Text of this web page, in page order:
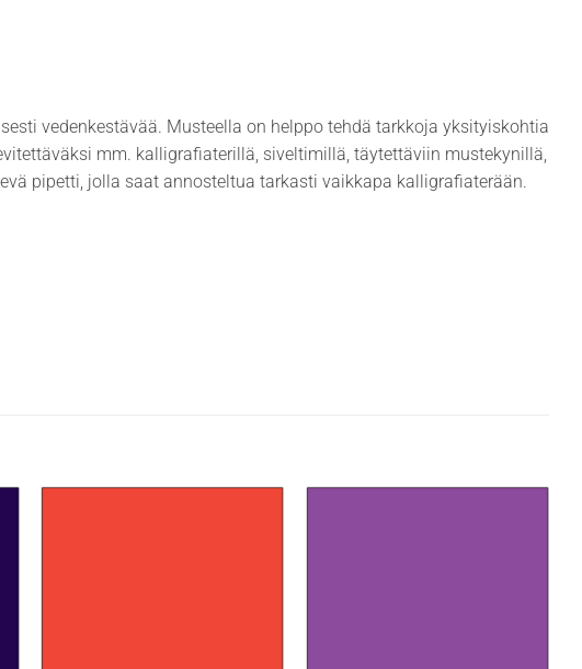
vedenkestävää. Musteella on helppo tehdä tarkkoja yksityiskohtia
mm. kalligrafiaterillä, siveltimillä, täytettäviin mustekynillä,
pipetti, jolla saat annosteltua tarkasti vaikkapa kalligrafiaterään.